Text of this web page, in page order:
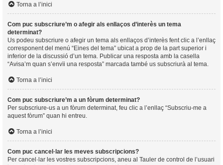
Torna a l’inici
Com puc subscriure’m o afegir als enllaços d’interès un tema
determinat?
Us podeu subscriure o afegir un tema als enllaços d’interès fent clic a l’enllaç
corresponent del menú “Eines del tema” ubicat a prop de la part superior i
inferior de la discussió d’un tema. Publicar una resposta amb la casella
“Avisa’m quan s’envïi una resposta” marcada també us subscriurà al tema.
Torna a l’inici
Com puc subscriure’m a un fòrum determinat?
Per subscriure-us a un fòrum determinat, feu clic a l’enllaç “Subscriu-me a
aquest fòrum” quan hi entreu.
Torna a l’inici
Com puc cancel·lar les meves subscripcions?
Per cancel·lar les vostres subscripcions, aneu al Tauler de control de l’usuari